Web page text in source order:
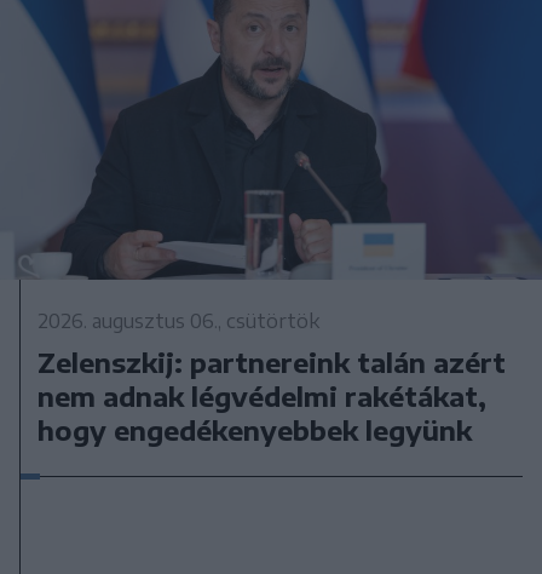
2026. augusztus 06., csütörtök
Zelenszkij: partnereink talán azért
nem adnak légvédelmi rakétákat,
hogy engedékenyebbek legyünk